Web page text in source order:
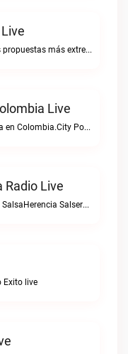
Sintoniza lo mejor de las propuestas más extremas y virtuosas del metal colombianoNegro Tricolrock live
Live
Música japonesa antigua en Colombia.City Pop Radio Colombia live
Radio Live
L a Emisora Virtual de la SalsaHerencia Salsera Radio live
Exito live